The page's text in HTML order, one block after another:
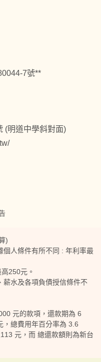
7號**
(明道中學斜對面)
)
人條件有所不同 : 年利率最
250元。
水及各項負債授信條件不
元的款項，還款期為 6
，總費用年百分率為 3.6
元，而 總還款額則為新台